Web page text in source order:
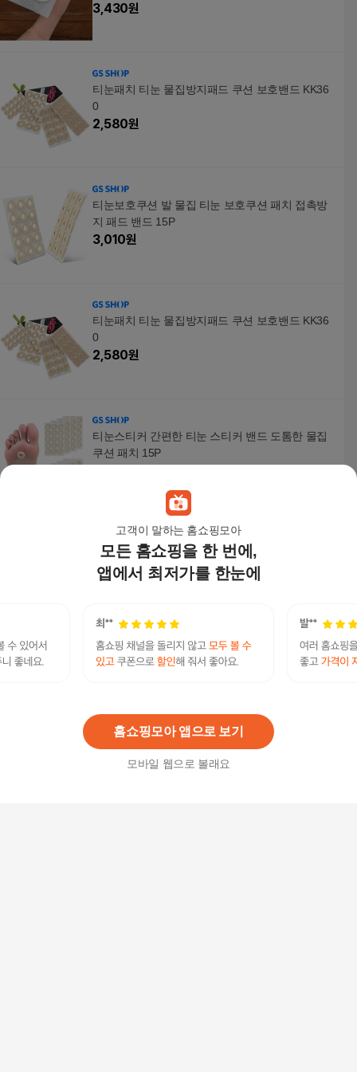
고객이 말하는 홈쇼핑모아
모든 홈쇼핑을 한 번에,
앱에서 최저가를 한눈에
홈쇼핑모아 앱으로 보기
모바일 웹으로 볼래요
3,430원
티눈패치 티눈 물집방지패드 쿠션 보호밴드 KK36
0
2,580원
티눈보호쿠션 발 물집 티눈 보호쿠션 패치 접촉방
지 패드 밴드 15P
3,010원
티눈패치 티눈 물집방지패드 쿠션 보호밴드 KK36
0
2,580원
티눈스티커 간편한 티눈 스티커 밴드 도톰한 물집
쿠션 패치 15P
발바닥 티눈 밴드 15P 물집 사마귀 방지 밴드 스티
커
1,890원
티눈보호쿠션 발 물집 티눈 보호쿠션 패치 접촉방